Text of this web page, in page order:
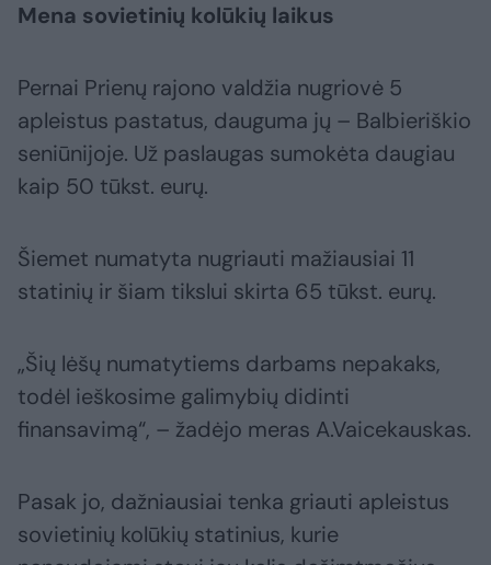
Mena sovietinių kolūkių laikus
Pernai Prienų rajono valdžia nugriovė 5
apleistus pastatus, dauguma jų – Balbieriškio
seniūnijoje. Už paslaugas sumokėta daugiau
kaip 50 tūkst. eurų.
Šiemet numatyta nugriauti mažiausiai 11
statinių ir šiam tikslui skirta 65 tūkst. eurų.
„Šių lėšų numatytiems darbams nepakaks,
todėl ieškosime galimybių didinti
finansavimą“, – žadėjo meras A.Vaicekauskas.
Pasak jo, dažniausiai tenka griauti apleistus
sovietinių kolūkių statinius, kurie